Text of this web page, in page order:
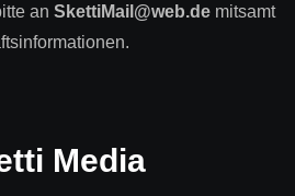
an SkettiMail@web.demitsamt
Media